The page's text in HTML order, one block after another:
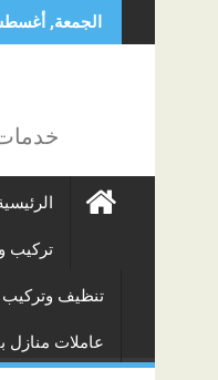
to
الجمعة, أغسطس 7,
تركيب
تنظيف
عاملات منازل